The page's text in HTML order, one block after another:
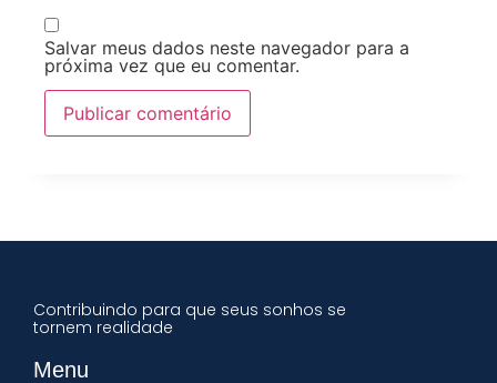
Salvar meus dados neste navegador para a
próxima vez que eu comentar.
Contribuindo para que seus sonhos se
tornem realidade
Menu